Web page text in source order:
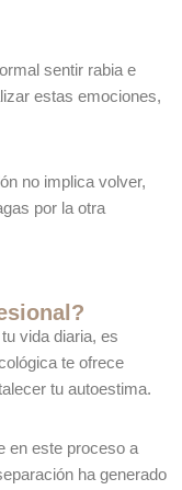
sentir rabia e
estas emociones,
no implica volver,
por la otra
vida diaria, es
te ofrece
tu autoestima.
en este proceso a
ha generado